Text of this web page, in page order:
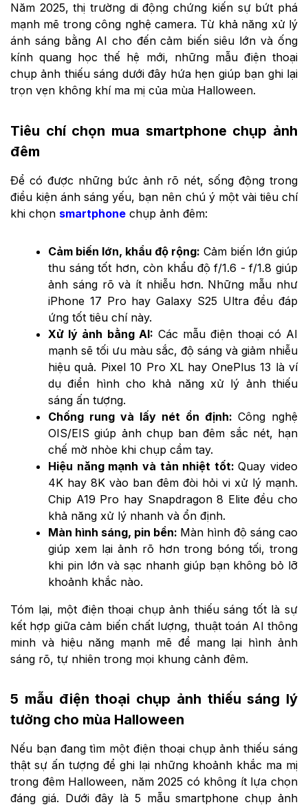
Năm 2025, thị trường di động chứng kiến sự bứt phá
mạnh mẽ trong công nghệ camera. Từ khả năng xử lý
ánh sáng bằng AI cho đến cảm biến siêu lớn và ống
kính quang học thế hệ mới, những mẫu điện thoại
chụp ảnh thiếu sáng dưới đây hứa hẹn giúp bạn ghi lại
trọn vẹn không khí ma mị của mùa Halloween.
Tiêu chí chọn mua smartphone chụp ảnh
đêm
Để có được những bức ảnh rõ nét, sống động trong
điều kiện ánh sáng yếu, bạn nên chú ý một vài tiêu chí
khi chọn smartphone chụp ảnh đêm:
Cảm biến lớn, khẩu độ rộng: Cảm biến lớn giúp
thu sáng tốt hơn, còn khẩu độ f/1.6 - f/1.8 giúp
ảnh sáng rõ và ít nhiễu hơn. Những mẫu như
iPhone 17 Pro hay Galaxy S25 Ultra đều đáp
ứng tốt tiêu chí này.
Xử lý ảnh bằng AI: Các mẫu điện thoại có AI
mạnh sẽ tối ưu màu sắc, độ sáng và giảm nhiễu
hiệu quả. Pixel 10 Pro XL hay OnePlus 13 là ví
dụ điển hình cho khả năng xử lý ảnh thiếu
sáng ấn tượng.
Chống rung và lấy nét ổn định: Công nghệ
OIS/EIS giúp ảnh chụp ban đêm sắc nét, hạn
chế mờ nhòe khi chụp cầm tay.
Hiệu năng mạnh và tản nhiệt tốt:Quay video
4K hay 8K vào ban đêm đòi hỏi vi xử lý mạnh.
Chip A19 Pro hay Snapdragon 8 Elite đều cho
khả năng xử lý nhanh và ổn định.
Màn hình sáng, pin bền: Màn hình độ sáng cao
giúp xem lại ảnh rõ hơn trong bóng tối, trong
khi pin lớn và sạc nhanh giúp bạn không bỏ lỡ
khoảnh khắc nào.
Tóm lại, một điện thoại chụp ảnh thiếu sáng tốt là sự
kết hợp giữa cảm biến chất lượng, thuật toán AI thông
minh và hiệu năng mạnh mẽ để mang lại hình ảnh
sáng rõ, tự nhiên trong mọi khung cảnh đêm.
5 mẫu điện thoại chụp ảnh thiếu sáng lý
tưởng cho mùa Halloween
Nếu bạn đang tìm một điện thoại chụp ảnh thiếu sáng
thật sự ấn tượng để ghi lại những khoảnh khắc ma mị
trong đêm Halloween, năm 2025 có không ít lựa chọn
đáng giá. Dưới đây là 5 mẫu smartphone chụp ảnh